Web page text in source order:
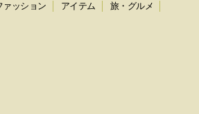
ァッション アイテム
旅・グルメ